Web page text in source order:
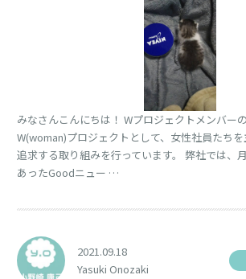
みなさんこんにちは！ Wプロジェクトメンバー
W(woman)プロジェクトとして、女性社員たち
追求する取り組みを行っています。 弊社では、
あったGoodニュー …
2021.09.18
Yasuki Onozaki